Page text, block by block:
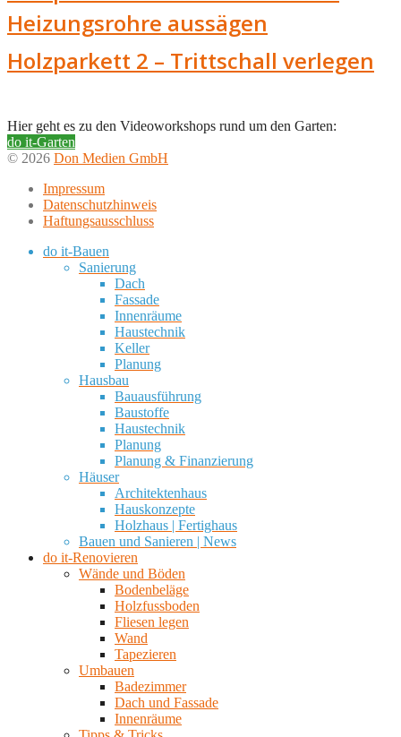
Heizungsrohre aussägen
Holzparkett 2 – Trittschall verlegen
Hier geht es zu den Videoworkshops rund um den Garten:
do it-Garten
© 2026 Don Medien GmbH
Impressum
Datenschutzhinweis
Haftungsausschluss
do it-Bauen
Sanierung
Dach
Fassade
Innenräume
Haustechnik
Keller
Planung
Hausbau
Bauausführung
Baustoffe
Haustechnik
Planung
Planung & Finanzierung
Häuser
Architektenhaus
Hauskonzepte
Holzhaus | Fertighaus
Bauen und Sanieren | News
do it-Renovieren
Wände und Böden
Bodenbeläge
Holzfussboden
Fliesen legen
Wand
Tapezieren
Umbauen
Badezimmer
Dach und Fassade
Innenräume